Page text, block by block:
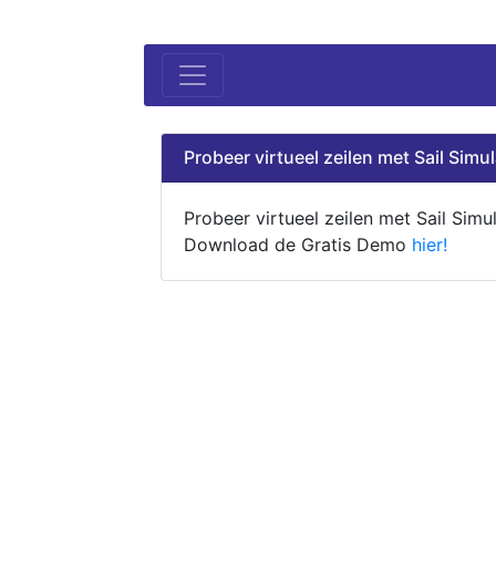
Probeer virtueel zeilen met Sail
Probeer virtueel zeilen met Sail
Download de Gratis Demo hier!